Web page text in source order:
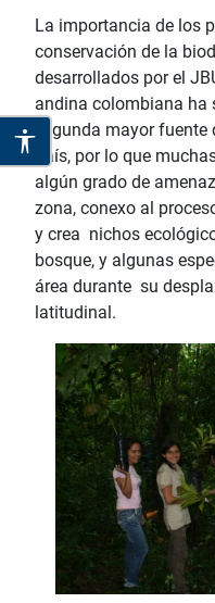
La importancia de los
conservación de la
desarrollados por el
andina colombiana ha
segunda mayor
país, por lo que
algún grado de
zona, conexo al
y crea nichos
bosque, y algunas
área durante su
latitudinal.